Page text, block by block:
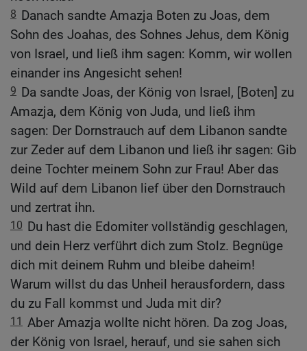
8 Danach sandte Amazja Boten zu Joas, dem
Sohn des Joahas, des Sohnes Jehus, dem König
von Israel, und ließ ihm sagen: Komm, wir wollen
einander ins Angesicht sehen!
9 Da sandte Joas, der König von Israel, [Boten] zu
Amazja, dem König von Juda, und ließ ihm
sagen: Der Dornstrauch auf dem Libanon sandte
zur Zeder auf dem Libanon und ließ ihr sagen: Gib
deine Tochter meinem Sohn zur Frau! Aber das
Wild auf dem Libanon lief über den Dornstrauch
und zertrat ihn.
10 Du hast die Edomiter vollständig geschlagen,
und dein Herz verführt dich zum Stolz. Begnüge
dich mit deinem Ruhm und bleibe daheim!
Warum willst du das Unheil herausfordern, dass
du zu Fall kommst und Juda mit dir?
11 Aber Amazja wollte nicht hören. Da zog Joas,
der König von Israel, herauf, und sie sahen sich